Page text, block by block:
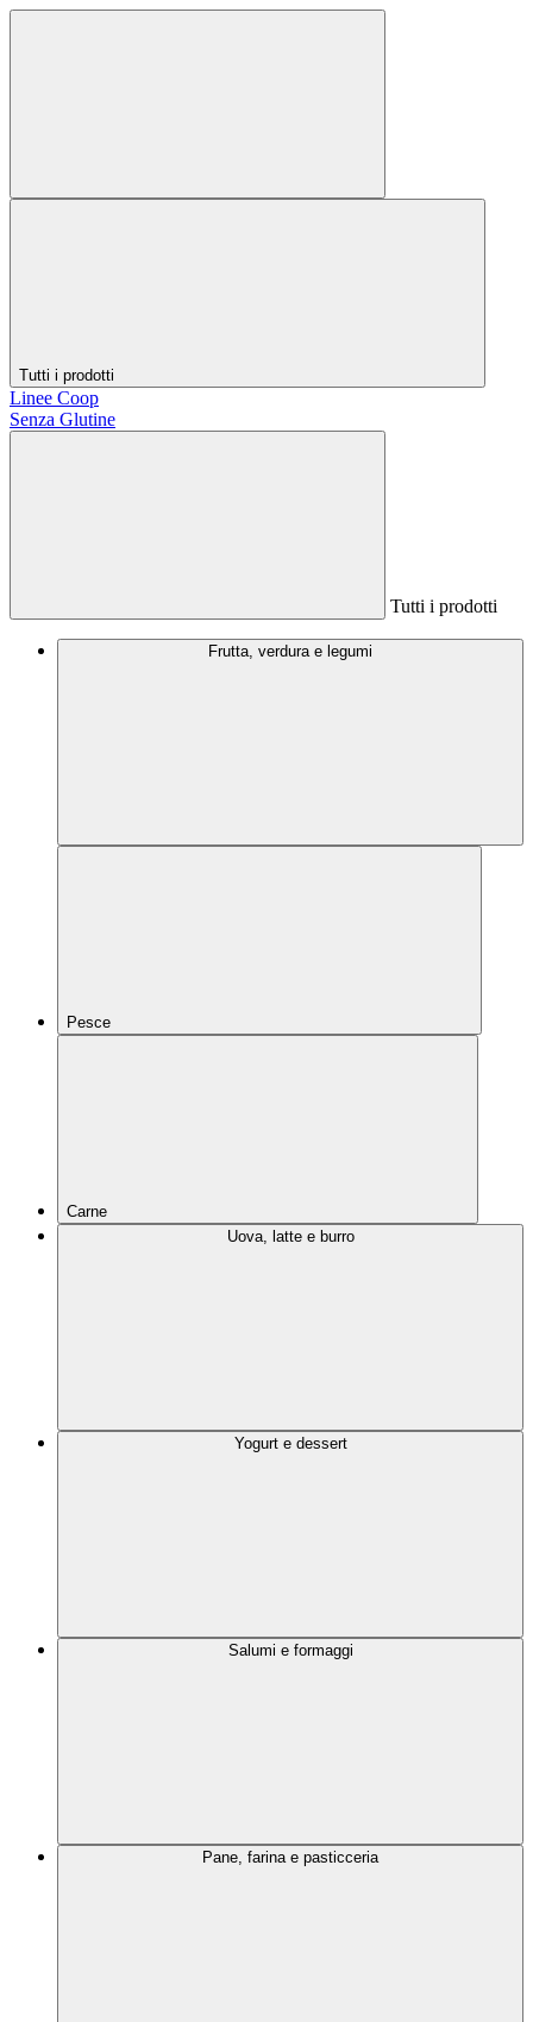
Tutti i prodotti
Linee Coop
Senza Glutine
Tutti i prodotti
Frutta, verdura e legumi
Pesce
Carne
Uova, latte e burro
Yogurt e dessert
Salumi e formaggi
Pane, farina e pasticceria